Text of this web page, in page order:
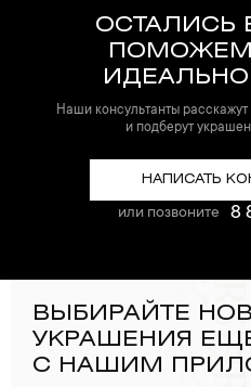
ОСТАЛИСЬ
ПОМОЖЕМ
Наши консультанты
и подберут
НАПИСАТЬ
или позвоните 8
ВЫБИРАЙТЕ
УКРАШЕНИЯ
С НАШИМ